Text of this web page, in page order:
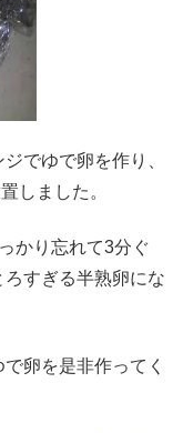
でゆで卵を作り、
しました。
かり忘れて3分ぐ
すぎる半熟卵にな
卵を是非作ってく